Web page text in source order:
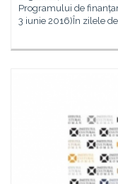
Programului de
3 iunie 2016)În zilele